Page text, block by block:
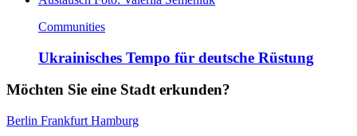
Communities
Ukrainisches Tempo für deutsche Rüstung
Möchten Sie eine Stadt erkunden?
Berlin Frankfurt Hamburg